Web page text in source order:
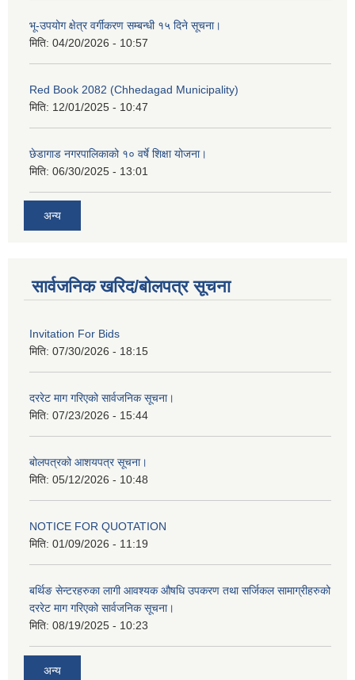
भू-उपयोग क्षेत्र वर्गीकरण सम्बन्धी १५ दिने सूचना।
मिति: 04/20/2026 - 10:57
Red Book 2082 (Chhedagad Municipality)
मिति: 12/01/2025 - 10:47
छेडागाड नगरपालिकाको १० वर्षे शिक्षा योजना।
मिति: 06/30/2025 - 13:01
अन्य
सार्वजनिक खरिद/बोलपत्र सूचना
Invitation For Bids
मिति: 07/30/2026 - 18:15
दररेट माग गरिएको सार्वजनिक सूचना।
मिति: 07/23/2026 - 15:44
बोलपत्रको आशयपत्र सूचना।
मिति: 05/12/2026 - 10:48
NOTICE FOR QUOTATION
मिति: 01/09/2026 - 11:19
बर्थिङ सेन्टरहरुका लागी आवश्यक औषधि उपकरण तथा सर्जिकल सामाग्रीहरुको
दररेट माग गरिएको सार्वजनिक सूचना।
मिति: 08/19/2025 - 10:23
अन्य